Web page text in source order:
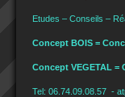
Etudes – Conseils –
Concept BOIS =
Concept VEGETAL
Tel: 06.74.09.08.57 -